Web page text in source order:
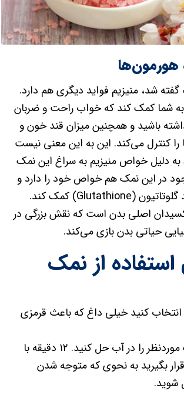
هورمون‌ها
گفته شد، منیزیم فواید دیگری هم دارد.
به شما کمک کند که خواب راحت و ضربان
باشید و همچنین میزان قند خون و
کنترل می‌کند. این به این معنی نیست
به دلیل خواص منیزیم به سراغ این نمک
در این نمک هم خواص خود را دارد‌ و
می‌تواند به تولید گلوتاتیون (Glutathione) کمک کند.
اصلی بدن است که نقش بزرگی در
حیاتی بدن بازی می‌کند.
از نمک
کنید خیلی داغ که باعث قرمزی
دو پیمانه از نمک موردنظر را در آب حل کنید. ۱۲ دقیقه با
بگیرید به نحوی که متوجه شدن
شوید.